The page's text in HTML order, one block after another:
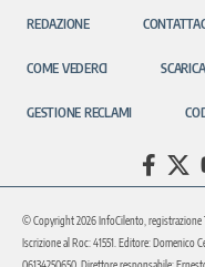
REDAZIONE
COME VEDERCI
GESTIONE RECLAMI
© Copyright 2026 InfoCilento, registrazione
Iscrizione al Roc: 41551. Editore: Domenico